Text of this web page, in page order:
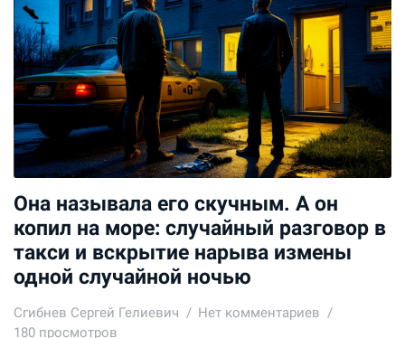
Она называла его скучным. А он
копил на море: случайный разговор в
такси и вскрытие нарыва измены
одной случайной ночью
Сгибнев Сергей Гелиевич
Нет комментариев
180 просмотров